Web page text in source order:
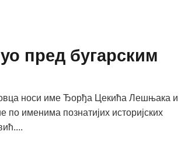
пред бугарским
носи име Ђорђа Цекића Лешњака и
по именима познатијих историјских